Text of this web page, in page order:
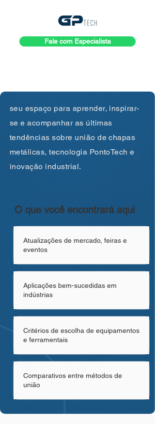
Fale com Especialista
seu espaço para aprender, inspirar-
se e acompanhar as últimas
tendências sobre união de chapas
metálicas, tecnologia PontoTech e
inovação industrial.
O que você encontrará aqui
Atualizações de mercado, feiras e
eventos
Aplicações bem-sucedidas em
indústrias
Critérios de escolha de equipamentos
e ferramentais
Comparativos entre métodos de
união